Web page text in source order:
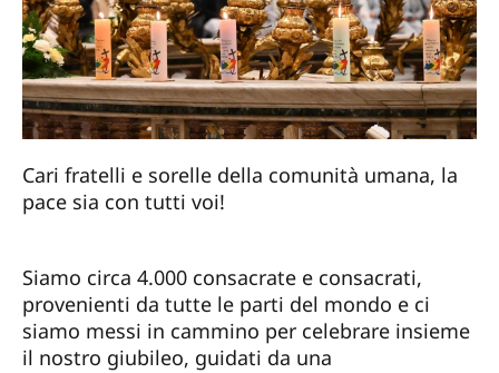
Cari fratelli e sorelle della comunità umana, la
pace sia con tutti voi!
Siamo circa 4.000 consacrate e consacrati,
provenienti da tutte le parti del mondo e ci
siamo messi in cammino per celebrare insieme
il nostro giubileo, guidati da una